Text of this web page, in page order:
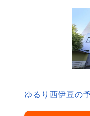
ゆるり西伊豆の